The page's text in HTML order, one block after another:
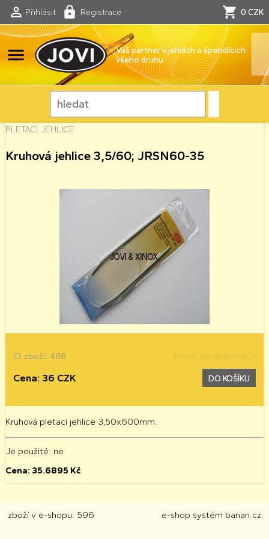
Přihlásit Registrace 0 CZK
menu
Váš partner v jehlách a špendlících
všeho druhu
PLETACÍ JEHLICE
Kruhová jehlice 3,5/60; JRSN60-35
ID zboží: 488 Přidat do oblíbených
Cena: 36 CZK DO KOŠÍKU
Kruhová pletací jehlice 3,50x600mm.
Je použité: ne
Cena: 35.6895 Kč
zboží v e-shopu: 596 e-shop systém banan.cz